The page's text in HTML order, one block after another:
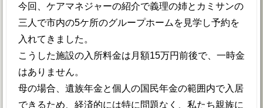
今回、ケアマネジャーの紹介で義理の姉とカミサンの
三人で市内の5ケ所のグループホームを見学し予約を
入れてきました。
こうした施設の入所料金は月額15万円前後で、一時金
はありません。
母の場合、遺族年金と個人の国民年金の範囲内で入居
できるため、経済的には特に問題なく、私たち親族に